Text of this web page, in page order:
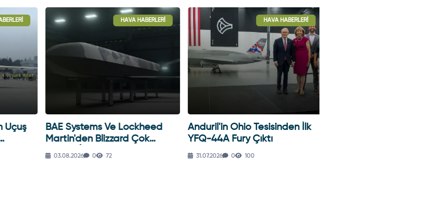
Uçuş
HAVA HABERLERI
BAE Systems Ve Lockheed
Martin'den Blizzard Çok
Görevli İHA
03.08.2026 0 72
HAVA HABERLERI
Anduril'in Ohio Tesisinden İlk
YFQ-44A Fury Çıktı
31.07.2026 0 100